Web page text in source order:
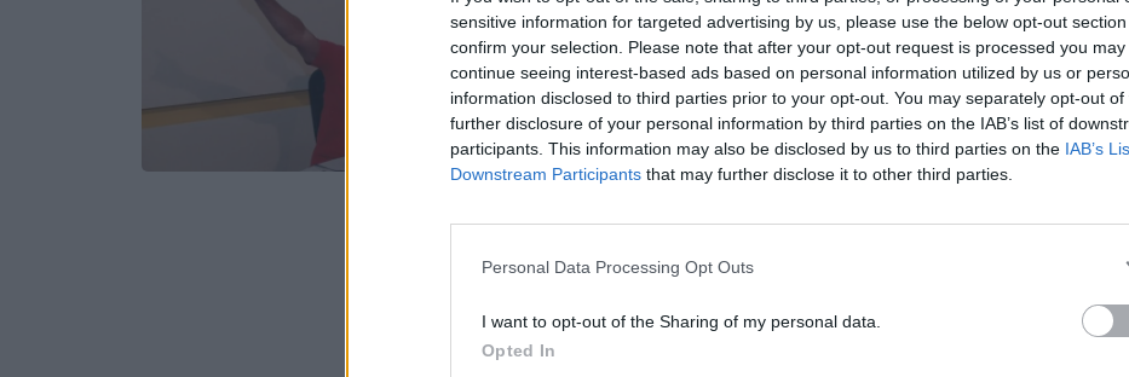
sensitive information for targeted advertising by us, please use the below opt-out
confirm your selection. Please note that after your opt-out request is processed you may
continue seeing interest-based ads based on personal information utilized by us or
information disclosed to third parties prior to your opt-out. You may separately opt-out of
further disclosure of your personal information by third parties on the IAB’s list of
participants. This information may also be disclosed by us to third parties on the IAB’s
Downstream Participants that may further disclose it to other third parties.
Personal Data Processing Opt Outs
I want to opt-out of the Sharing of my personal data.
Opted In
Κογκαλίδης
Η Συντακτική ομάδα του Libre
1 Ιουνίου, 2026
Έφυγε από τη ζωή ο
ραδιοτηλεοπτικός παραγωγός και
της παγκόσμιας μουσικής και του